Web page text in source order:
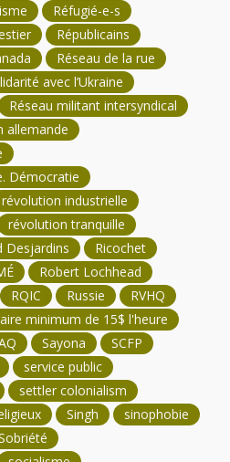
Réfugié-e-s
Républicains
Réseau de la rue
avec l’Ukraine
Réseau militant intersyndical
allemande
Démocratie
révolution industrielle
révolution tranquille
Desjardins
Ricochet
Robert Lochhead
RQIC Russie
RVHQ
minimum de 15$ l'heure
Sayona
SCFP
service public
settler colonialism
Singh
sinophobie